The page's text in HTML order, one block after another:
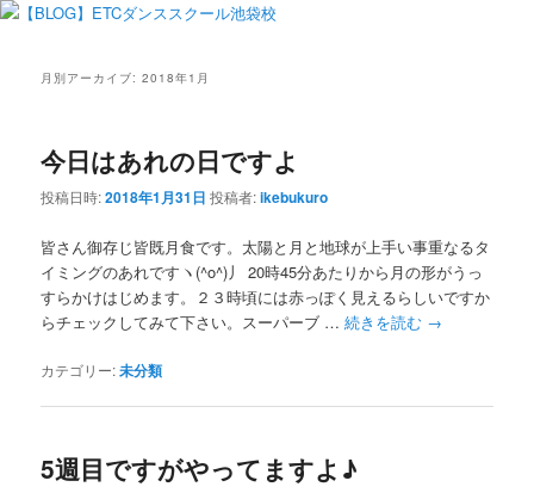
月別アーカイブ:2018年1月
今日はあれの日ですよ
投稿日時:2018年1月31日 投稿者:ikebukuro
皆さん御存じ皆既月食です。太陽と月と地球が上手い事重なるタ
イミングのあれですヽ(^o^)丿 20時45分あたりから月の形がうっ
すらかけはじめます。２３時頃には赤っぽく見えるらしいですか
らチェックしてみて下さい。スーパーブ …続きを読む →
カテゴリー:未分類
5週目ですがやってますよ♪